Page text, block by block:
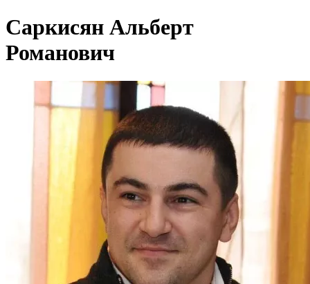
Саркисян Альберт
Романович